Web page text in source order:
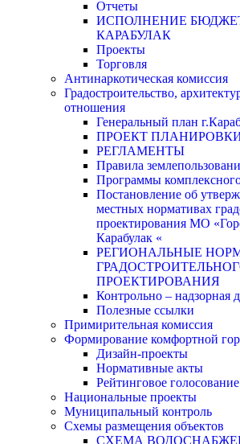
Отчеты
ИСПОЛНЕНИЕ
КАРАБУЛАК
Проекты
Торговля
Антинаркотическая комиссия
Градостроительство,
отношения
Генеральный план
ПРОЕКТ
РЕГЛАМЕНТЫ
Правила
Программы
Постановление об
местных нормативах
проектирования МО
Карабулак «
РЕГИОНАЛЬНЫЕ
ПРОЕКТИРОВАНИЯ
Контрольно – надзорная
Полезные ссылки
Примирительная комиссия
Формирование комфортной
Дизайн-проекты
Нормативные акты
Рейтинговое голосование
Национальные проекты
Муниципальный контроль
Схемы размещения объектов
СХЕМА